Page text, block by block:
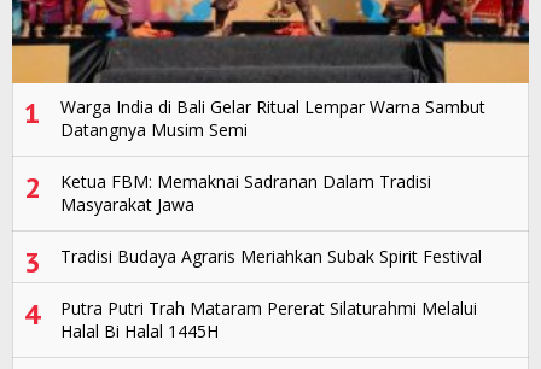
1
Warga India di Bali Gelar Ritual Lempar Warna Sambut
Datangnya Musim Semi
2
Ketua FBM: Memaknai Sadranan Dalam Tradisi
Masyarakat Jawa
3 Tradisi Budaya Agraris Meriahkan Subak Spirit Festival
4
Putra Putri Trah Mataram Pererat Silaturahmi Melalui
Halal Bi Halal 1445H